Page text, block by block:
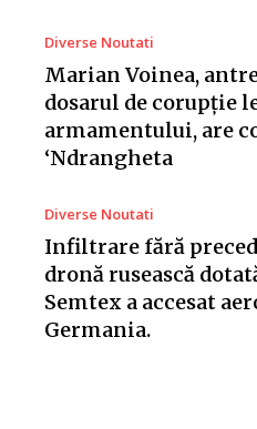
Diverse Noutati
Marian Voinea,
dosarul de corupție
armamentului, are
‘Ndrangheta
Diverse Noutati
Infiltrare fără
dronă rusească
Semtex a accesat
Germania.